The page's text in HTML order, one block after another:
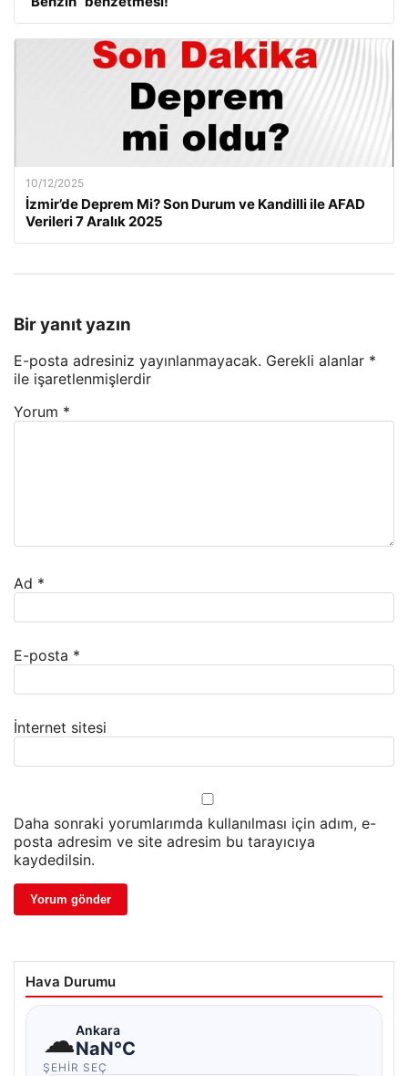
10/12/2025
İzmir’de Deprem Mi? Son Durum ve Kandilli ile AFAD
Verileri 7 Aralık 2025
Bir yanıt yazın
E-posta adresiniz yayınlanmayacak. Gerekli alanlar *
ile işaretlenmişlerdir
Yorum *
Ad *
E-posta *
İnternet sitesi
Daha sonraki yorumlarımda kullanılması için adım, e-
posta adresim ve site adresim bu tarayıcıya
kaydedilsin.
Hava Durumu
☁Ankara
NaN°C
ŞEHIR SEÇ